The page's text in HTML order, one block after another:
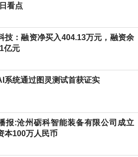
看点
技：融资净买入404.13万元，融资余
亿元
系统通过图灵测试首获证实
报:沧州砺科智能装备有限公司成立
本100万人民币